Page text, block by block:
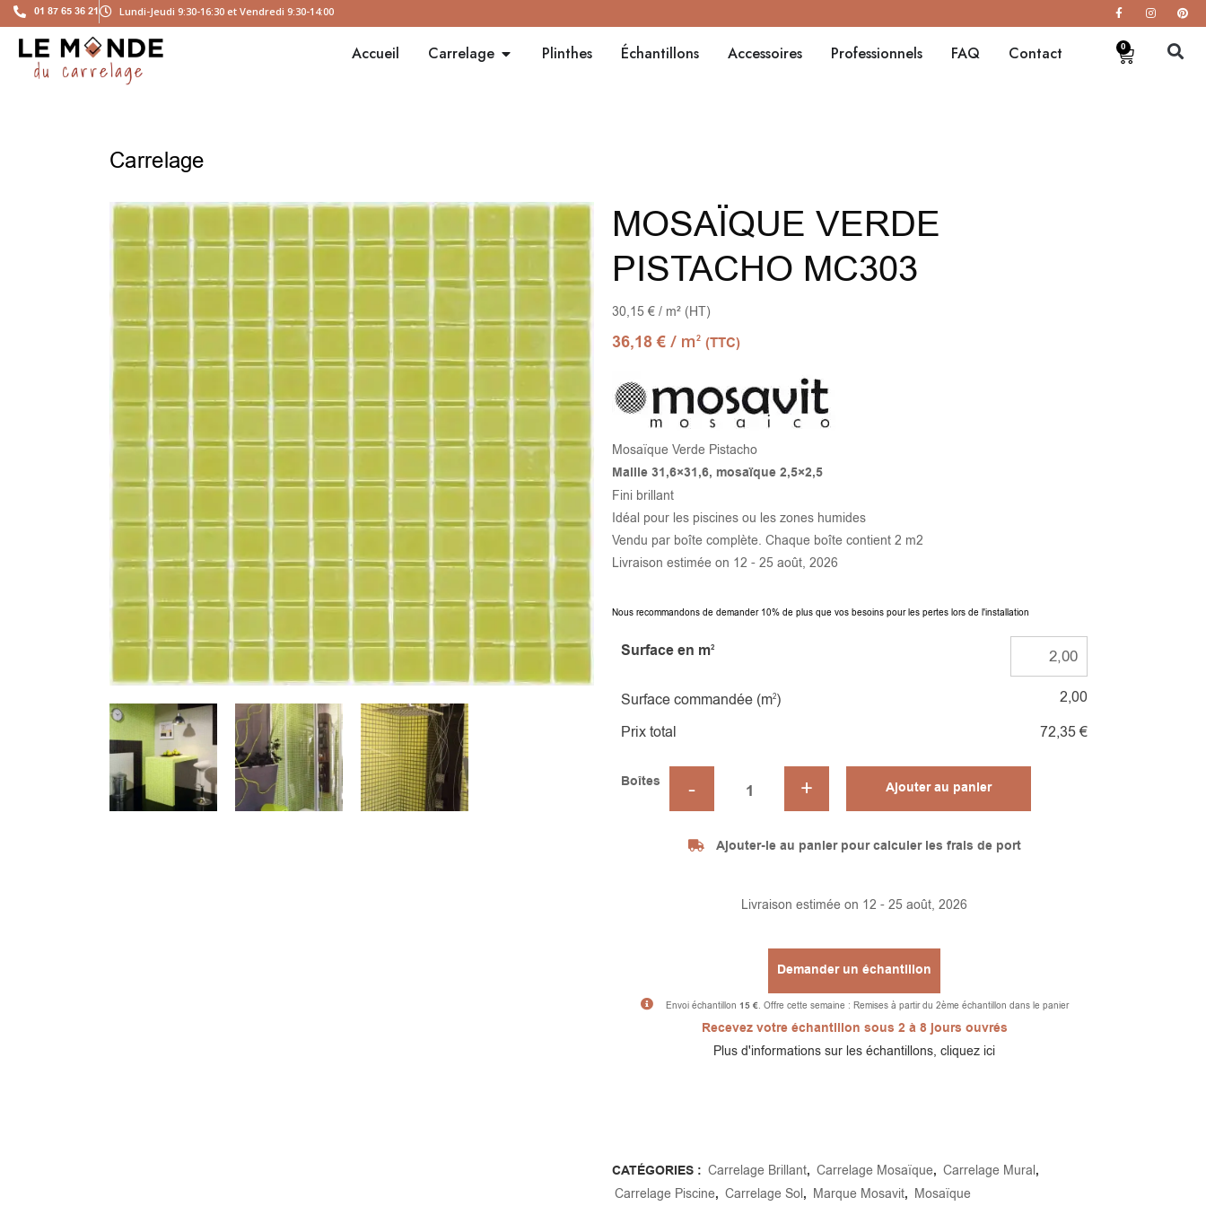
01 87 65 36 21 Lundi-Jeudi 9:30-16:30 et Vendredi 9:30-14:00
Accueil Carrelage Plinthes Échantillons Accessoires Professionnels FAQ Contact 0
Carrelage
MOSAÏQUE VERDE
PISTACHO MC303
30,15 € / m² (HT)
36,18€ / m2 (TTC)
Mosaïque Verde Pistacho
Maille 31,6×31,6, mosaïque 2,5×2,5
Fini brillant
Idéal pour les piscines ou les zones humides
Vendu par boîte complète. Chaque boîte contient 2 m2
Livraison estimée on 12 - 25 août, 2026
Nous recommandons de demander 10% de plus que vos besoins pour les pertes lors de l'installation
Surface en m2
Surface commandée (m2)
2,00
Prix total
72,35 €
Boîtes Ajouter au panier
Ajouter-le au panier pour calculer les frais de port
Livraison estimée on 12 - 25 août, 2026
Demander un échantillon
Envoi échantillon 15 €. Offre cette semaine : Remises à partir du 2ème échantillon dans le panier
Alternative:
Recevez votre échantillon sous 2 à 8 jours ouvrés
Plus d'informations sur les échantillons, cliquez ici
CATÉGORIES : Carrelage Brillant, Carrelage Mosaïque, Carrelage Mural,
Carrelage Piscine, Carrelage Sol, Marque Mosavit, Mosaïque